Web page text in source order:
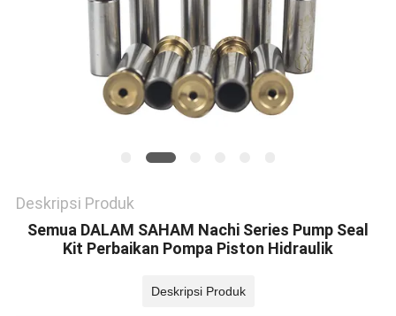
Deskripsi Produk
Semua DALAM SAHAM Nachi Series Pump Seal
Kit Perbaikan Pompa Piston Hidraulik
Deskripsi Produk